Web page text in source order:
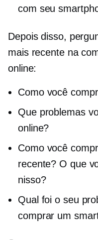
com seu
Depois disso,
mais recente na
online:
Como você
Que problemas
online?
Como você
recente? O que
nisso?
Qual foi o seu
comprar um